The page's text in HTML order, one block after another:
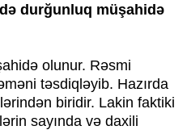
durğunluq müşahidə
olunur. Rəsmi
təsdiqləyib. Hazırda
biridir. Lakin faktiki
sayında və daxili